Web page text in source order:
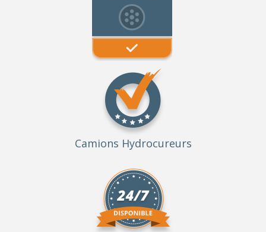
Camions Hydrocureurs